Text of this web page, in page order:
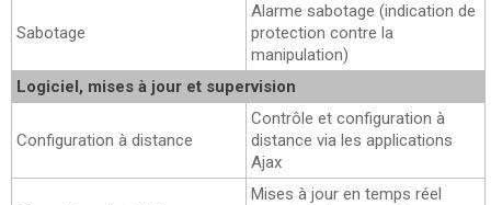
Sabotage
Alarme sabotage (indication de
protection contre la
manipulation)
Logiciel, mises à jour et supervision
Configuration à distance
Contrôle et configuration à
distance via les applications
Ajax
Mises à jour en temps réel